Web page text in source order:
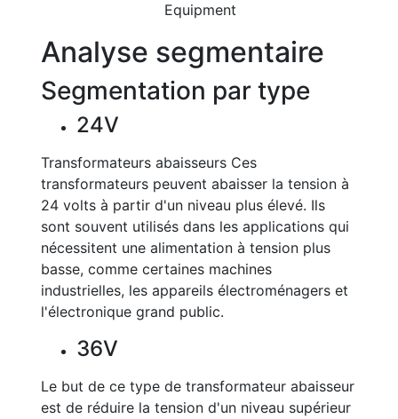
Equipment
Analyse segmentaire
Segmentation par type
24V
Transformateurs abaisseurs Ces
transformateurs peuvent abaisser la tension à
24 volts à partir d'un niveau plus élevé. Ils
sont souvent utilisés dans les applications qui
nécessitent une alimentation à tension plus
basse, comme certaines machines
industrielles, les appareils électroménagers et
l'électronique grand public.
36V
Le but de ce type de transformateur abaisseur
est de réduire la tension d'un niveau supérieur